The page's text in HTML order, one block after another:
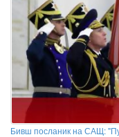
Бивш посланик на САЩ: